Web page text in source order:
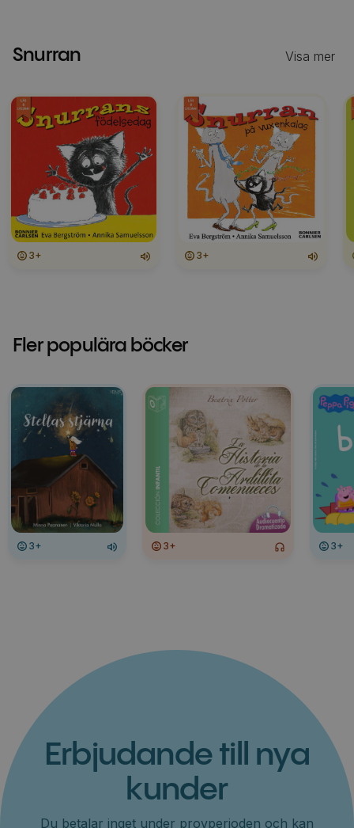
Snurran Visa mer
3+ 3+
Fler populära böcker
3+ 3+ 3+
Erbjudande till nya
kunder
Du betalar inget under provperioden och kan